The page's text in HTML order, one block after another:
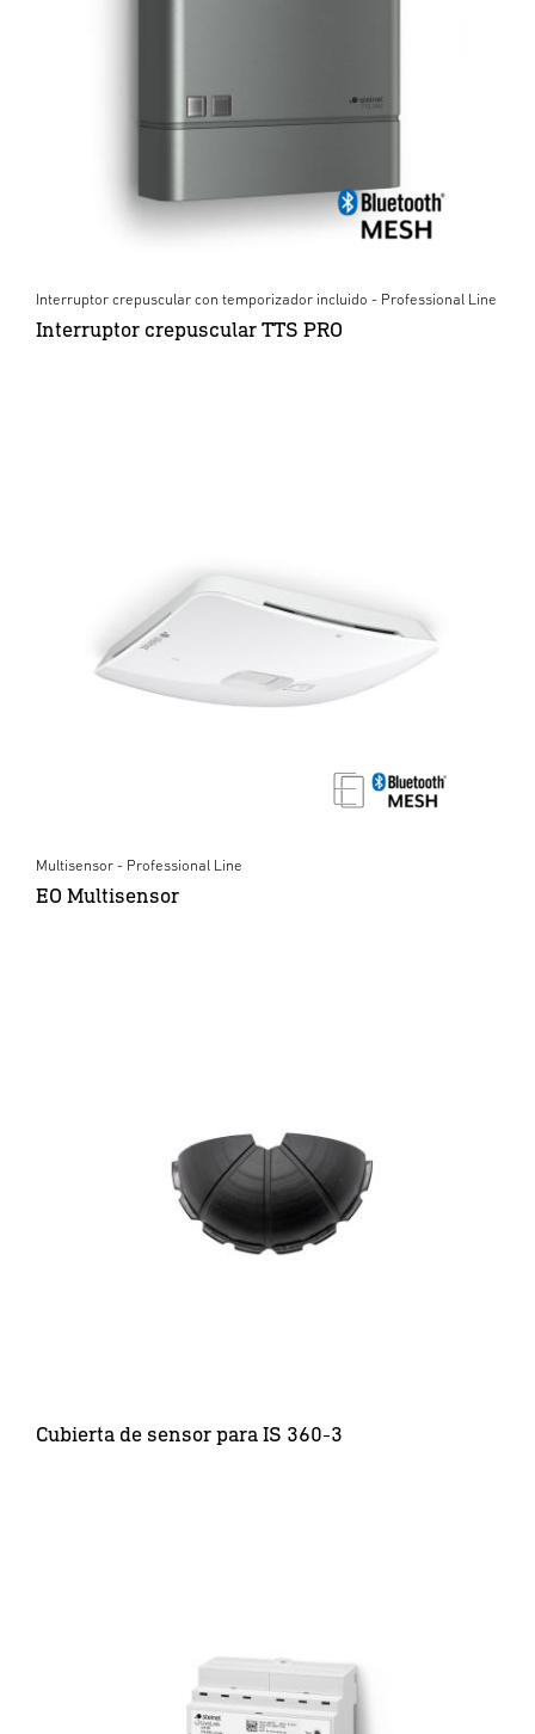
Interruptor crepuscular con temporizador incluido - Professional Line
Interruptor crepuscular TTS PRO
Multisensor - Professional Line
EO Multisensor
Cubierta de sensor para IS 360-3